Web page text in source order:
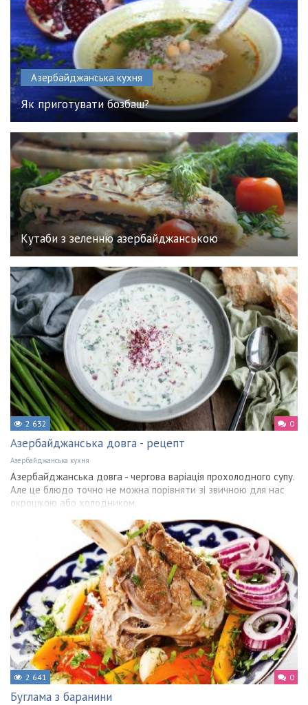
Азербайджанська кухня
Як приготувати бозбаш?
Кутаби з зеленню азербайджанською
2 632 0
Азербайджанська довга - рецепт
Азербайджанська кухня
Азербайджанська довга - чергова варіація прохолодного супу.
Але це блюдо точно не можна порівняти зі звичною для нас
окрошкою або холодником.
2 641 0
Буглама з баранини